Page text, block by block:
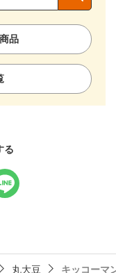
品
る
丸大豆 キッコーマ